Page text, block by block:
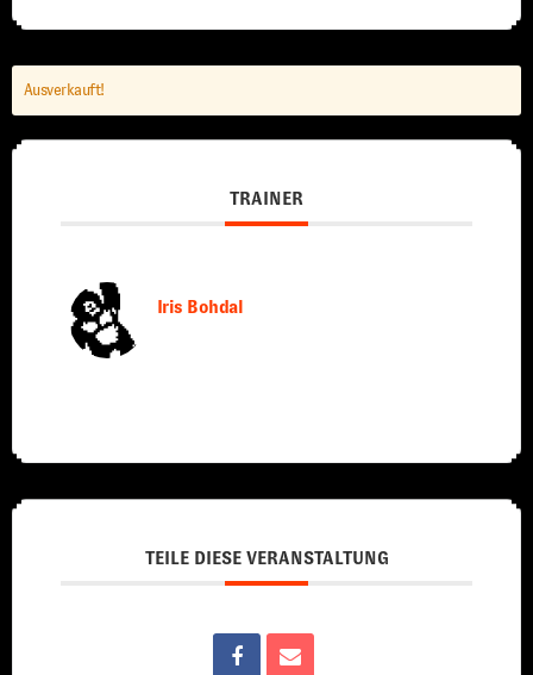
Ausverkauft!
TRAINER
Iris Bohdal
TEILE DIESE VERANSTALTUNG